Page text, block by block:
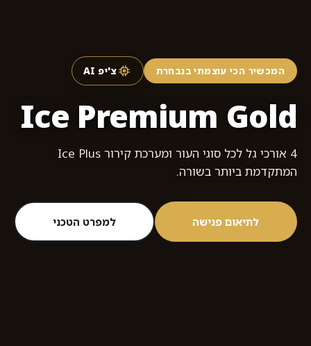
המכשיר הכי עוצמתי בנבחרת צ'יפ AI
Ice Premium Gold
4 אורכי גל לכל סוגי העור ומערכת קירור Ice Plus
המתקדמת ביותר בשורה.
לתיאום פגישה למפרט הטכני